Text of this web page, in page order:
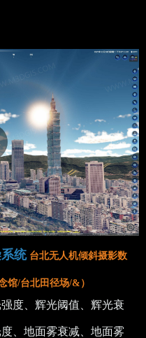
统 台北无人机倾斜摄影数
馆/台北田径场/&）
度、辉光阈值、辉光衰
、地面雾衰减、地面雾